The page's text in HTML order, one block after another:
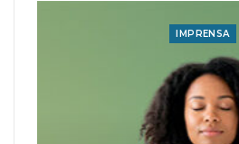
IMPRENSA